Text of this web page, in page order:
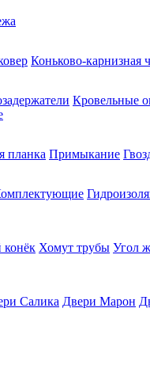
Коньково-карнизная
Кровельные
планка Примыкание
Хомут трубы Угол
Салика Двери Марон